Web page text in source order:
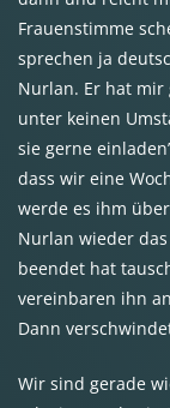
Frauenstimme
sprechen ja
Nurlan. Er hat mir
unter keinen
sie gerne
dass wir eine
werde es ihm
Nurlan wieder
beendet hat
vereinbaren ihn
Dann
Wir sind gerade